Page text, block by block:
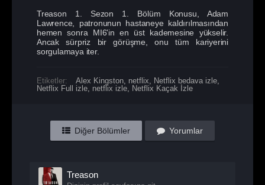
Treason 1. Sezon 1. Bölüm Konusu, Adam
Lawrence, patronunun hastaneye kaldırılmasından
hemen sonra MI6'in en üst kademesine yükselir.
Ancak sürpriz bir görüşme, onu tüm kariyerini
sorgulamaya iter.
Etiketler: Alex Kingston netflix Netflix bedava izle
Netflix Full izle netflix izle Netflix Kaçak İzle
Diğer Bölümler Yorumlar
Treason